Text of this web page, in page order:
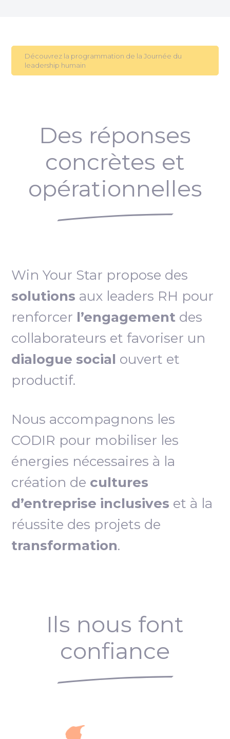
Découvrez la programmation de la Journée du
leadership humain
Des réponses
concrètes et
opérationnelles
Win Your Star propose des
solutions aux leaders RH pour
renforcer l’engagement des
collaborateurs et favoriser un
dialogue social ouvert et
productif.
Nous accompagnons les
CODIR pour mobiliser les
énergies nécessaires à la
création de cultures
d’entreprise inclusives et à la
réussite des projets de
transformation.
Ils nous font
confiance